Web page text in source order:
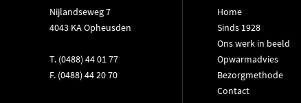
Nijlandseweg 7
4043 KA Opheusden
T. (0488) 44 01 77
F. (0488) 44 20 70
Home
Sinds 1928
Ons werk in beeld
Opwarmadvies
Bezorgmethode
Contact